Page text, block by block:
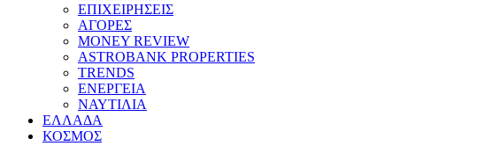
ΕΠΙΧΕΙΡΗΣΕΙΣ
ΑΓΟΡΕΣ
MONEY REVIEW
ASTROBANK PROPERTIES
TRENDS
ΕΝΕΡΓΕΙΑ
ΝΑΥΤΙΛΙΑ
ΕΛΛΑΔΑ
ΚΟΣΜΟΣ